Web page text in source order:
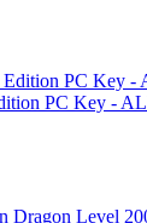
PC Key -